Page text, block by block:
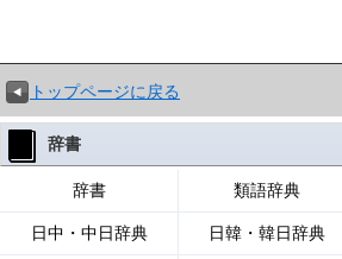
トップページに戻る
辞書
辞書 類語辞典
日中・中日辞典 日韓・韓日辞典